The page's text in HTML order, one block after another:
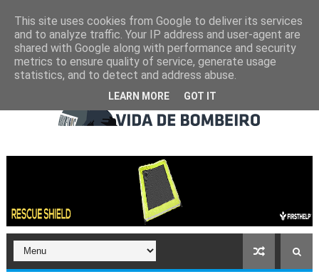
This site uses cookies from Google to deliver its services
and to analyze traffic. Your IP address and user-agent are
shared with Google along with performance and security
metrics to ensure quality of service, generate usage
statistics, and to detect and address abuse.
LEARN MORE GOT IT